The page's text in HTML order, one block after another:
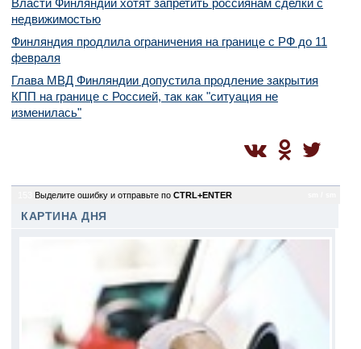
Власти Финляндии хотят запретить россиянам сделки с
недвижимостью
Финляндия продлила ограничения на границе с РФ до 11
февраля
Глава МВД Финляндии допустила продление закрытия
КПП на границе с Россией, так как "ситуация не
изменилась"
Выделите ошибку и отправьте по CTRL+ENTER
КАРТИНА ДНЯ